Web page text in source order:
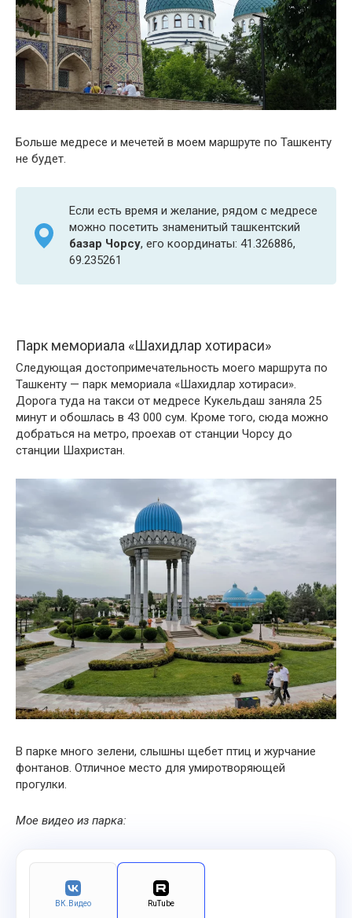
Больше медресе и мечетей в моем маршруте по Ташкенту
не будет.
Если есть время и желание, рядом с медресе
можно посетить знаменитый ташкентский
базар Чорсу, его координаты: 41.326886,
69.235261
Парк мемориала «Шахидлар хотираси»
Следующая достопримечательность моего маршрута по
Ташкенту — парк мемориала «Шахидлар хотираси».
Дорога туда на такси от медресе Кукельдаш заняла 25
минут и обошлась в 43 000 сум. Кроме того, сюда можно
добраться на метро, проехав от станции Чорсу до
станции Шахристан.
В парке много зелени, слышны щебет птиц и журчание
фонтанов. Отличное место для умиротворяющей
прогулки.
Мое видео из парка:
ВК.Видео RuTube